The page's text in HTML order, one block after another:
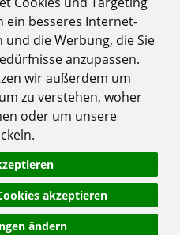
ein besseres Internet-
die Werbung, die Sie
anzupassen.
wir außerdem um
zu verstehen, woher
oder um unsere
akzeptieren
ändern
Aroma Sauna
Waldgefühl
17,99 €
1 * 100 ml (179,90 € / l)
100 ml